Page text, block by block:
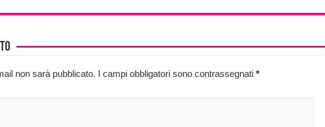
non sarà pubblicato. I campi obbligatori sono contrassegnati *